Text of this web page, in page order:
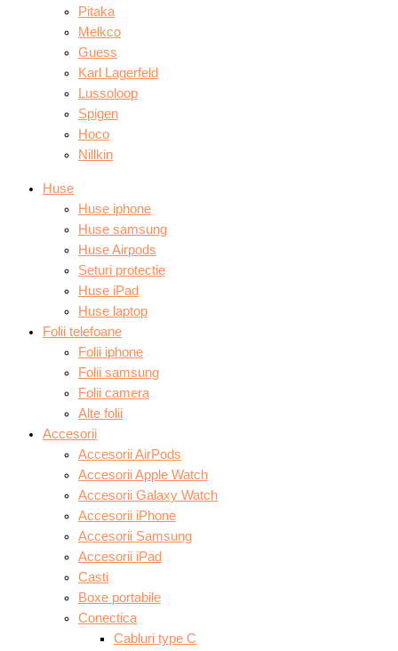
Pitaka
Melkco
Guess
Karl Lagerfeld
Lussoloop
Spigen
Hoco
Nillkin
Huse
Huse iphone
Huse samsung
Huse Airpods
Seturi protectie
Huse iPad
Huse laptop
Folii telefoane
Folii iphone
Folii samsung
Folii camera
Alte folii
Accesorii
Accesorii AirPods
Accesorii Apple Watch
Accesorii Galaxy Watch
Accesorii iPhone
Accesorii Samsung
Accesorii iPad
Casti
Boxe portabile
Conectica
Cabluri type C